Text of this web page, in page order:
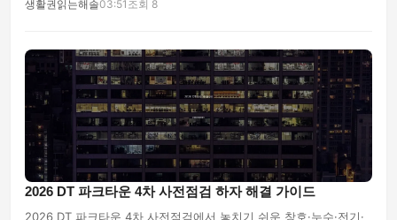
생활권읽는해솔03:51 조회 8
2026 DT 파크타운 4차 사전점검 하자 해결 가이드
2026 DT 파크타운 4차 사전점검에서 놓치기 쉬운 창호·누수·전기·